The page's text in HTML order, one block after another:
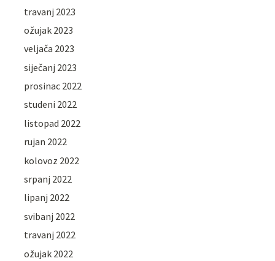
travanj 2023
ožujak 2023
veljača 2023
siječanj 2023
prosinac 2022
studeni 2022
listopad 2022
rujan 2022
kolovoz 2022
srpanj 2022
lipanj 2022
svibanj 2022
travanj 2022
ožujak 2022